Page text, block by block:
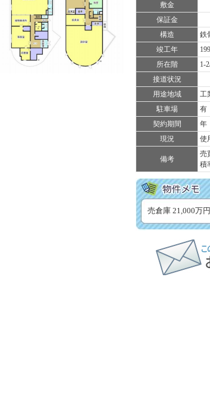
敷金
保証金
構造
鉄
竣工年
所在階
1-
接道状況
用途地域
工
駐車場
有
契約期間
年
現況
使
備考
売
積
売倉庫 21,000万